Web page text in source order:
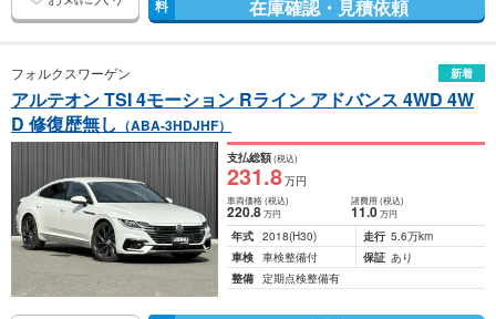
料 在庫確認・見積依頼
フォルクスワーゲン 新着
アルテオン TSI 4モーション Rライン アドバンス 4WD 4W
D 修復歴無し （ABA-3HDJHF）
支払総額(税込)
231.8万円
車両価格(税込)
220.8万円
諸費用 (税込)
11.0 万円
年式 2018(H30) 走行 5.6万km
車検 車検整備付 保証 あり
整備 定期点検整備有